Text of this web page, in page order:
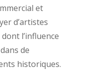
et
d’artistes
l’influence
de
historiques.